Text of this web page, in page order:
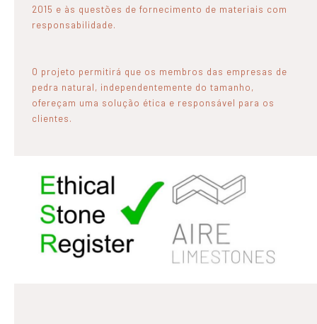
2015 e às questões de fornecimento de materiais com
responsabilidade.
O projeto permitirá que os membros das empresas de
pedra natural, independentemente do tamanho,
ofereçam uma solução ética e responsável para os
clientes.